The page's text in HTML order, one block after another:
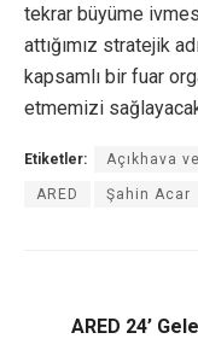
tekrar büyüme
attığımız stratejik
kapsamlı bir fuar
etmemizi
Etiketler: Açıkhava
ARED Şahin Acar
ARED 24’